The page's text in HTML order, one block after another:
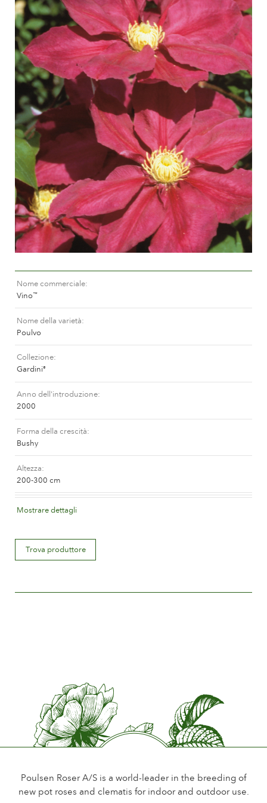
Nuovi collezioni
Dovè comprare la pianta
CURATURA
Curatura delle Rose da esterno
Curatura delle Rose da interno
Curatura delle Clematis da esterno
Curatura delle Clematis da interno
Curatura "Towne & Country"
TROVA LA PIANTA
STORIA
Curatura delle Rose da interno
Curatura delle Clematis da esterno
Curatura delle Clematis da interno
Curatura "Towne & Country"
TROVA LA PIANTA
STORIA
La storia di Poulsen Roser A/S
Nome commerciale
Vino™
Nome della varietà
Poulvo
Collezione
Gardini®
Anno dell'introduzione
2000
Forma della crescità
Bushy
Altezza
200-300 cm
Colore del fiore
Descrizione del fiore
Single
More than 15 cm.
Promfumo del fiore
Little or no scent
Durata del fiore
Up to 18 days
Single flower stem
Mostrare dettagli
Trova produttore
Poulsen Roser A/S is a world-leader in the breeding of
new pot roses and clematis for indoor and outdoor use.